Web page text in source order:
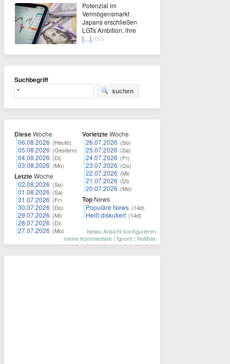
Potenzial im
Vermögensmarkt
Japans erschließen
LGTs Ambition, ihre
[…] (00)
Suchbegriff
suchen
DieseWoche
06.08.2026 (Heute)
05.08.2026 (Gestern)
04.08.2026 (Di)
03.08.2026 (Mo)
LetzteWoche
02.08.2026 (So)
01.08.2026 (Sa)
31.07.2026 (Fr)
30.07.2026 (Do)
29.07.2026 (Mi)
28.07.2026 (Di)
27.07.2026 (Mo)
VorletzteWoche
26.07.2026 (So)
25.07.2026 (Sa)
24.07.2026 (Fr)
23.07.2026 (Do)
22.07.2026 (Mi)
21.07.2026 (Di)
20.07.2026 (Mo)
Top News
Populäre News (14d)
Heiß diskutiert (14d)
News-Ansicht konfigurieren
meine Kommentare | Ignore | Notifies